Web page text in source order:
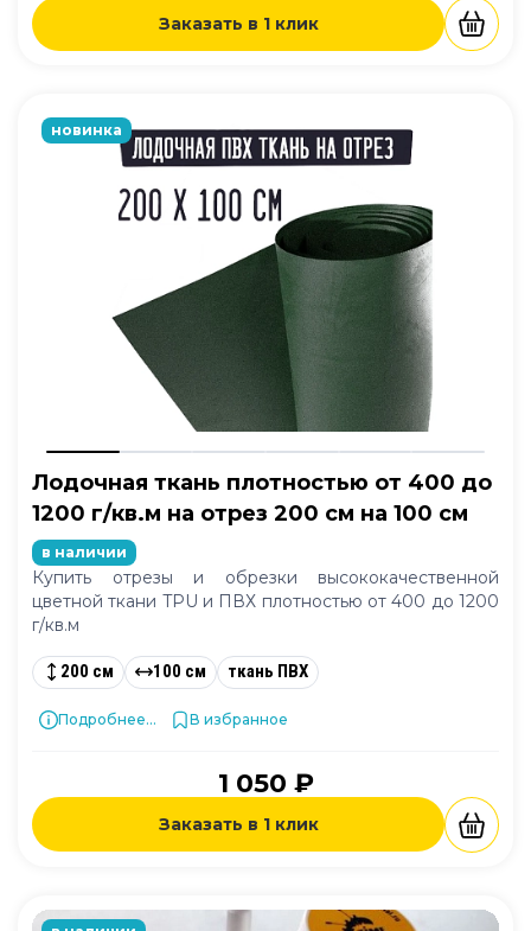
Заказать в 1 клик
новинка
Лодочная ткань плотностью от 400 до
1200 г/кв.м на отрез 200 см на 100 см
в наличии
Купить отрезы и обрезки высококачественной
цветной ткани TPU и ПВХ плотностью от 400 до 1200
г/кв.м
200 см 100 см ткань ПВХ
Подробнее... В избранное
1 050 ₽
Заказать в 1 клик